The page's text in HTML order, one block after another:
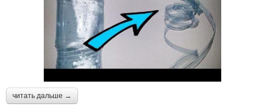
читать дальше →